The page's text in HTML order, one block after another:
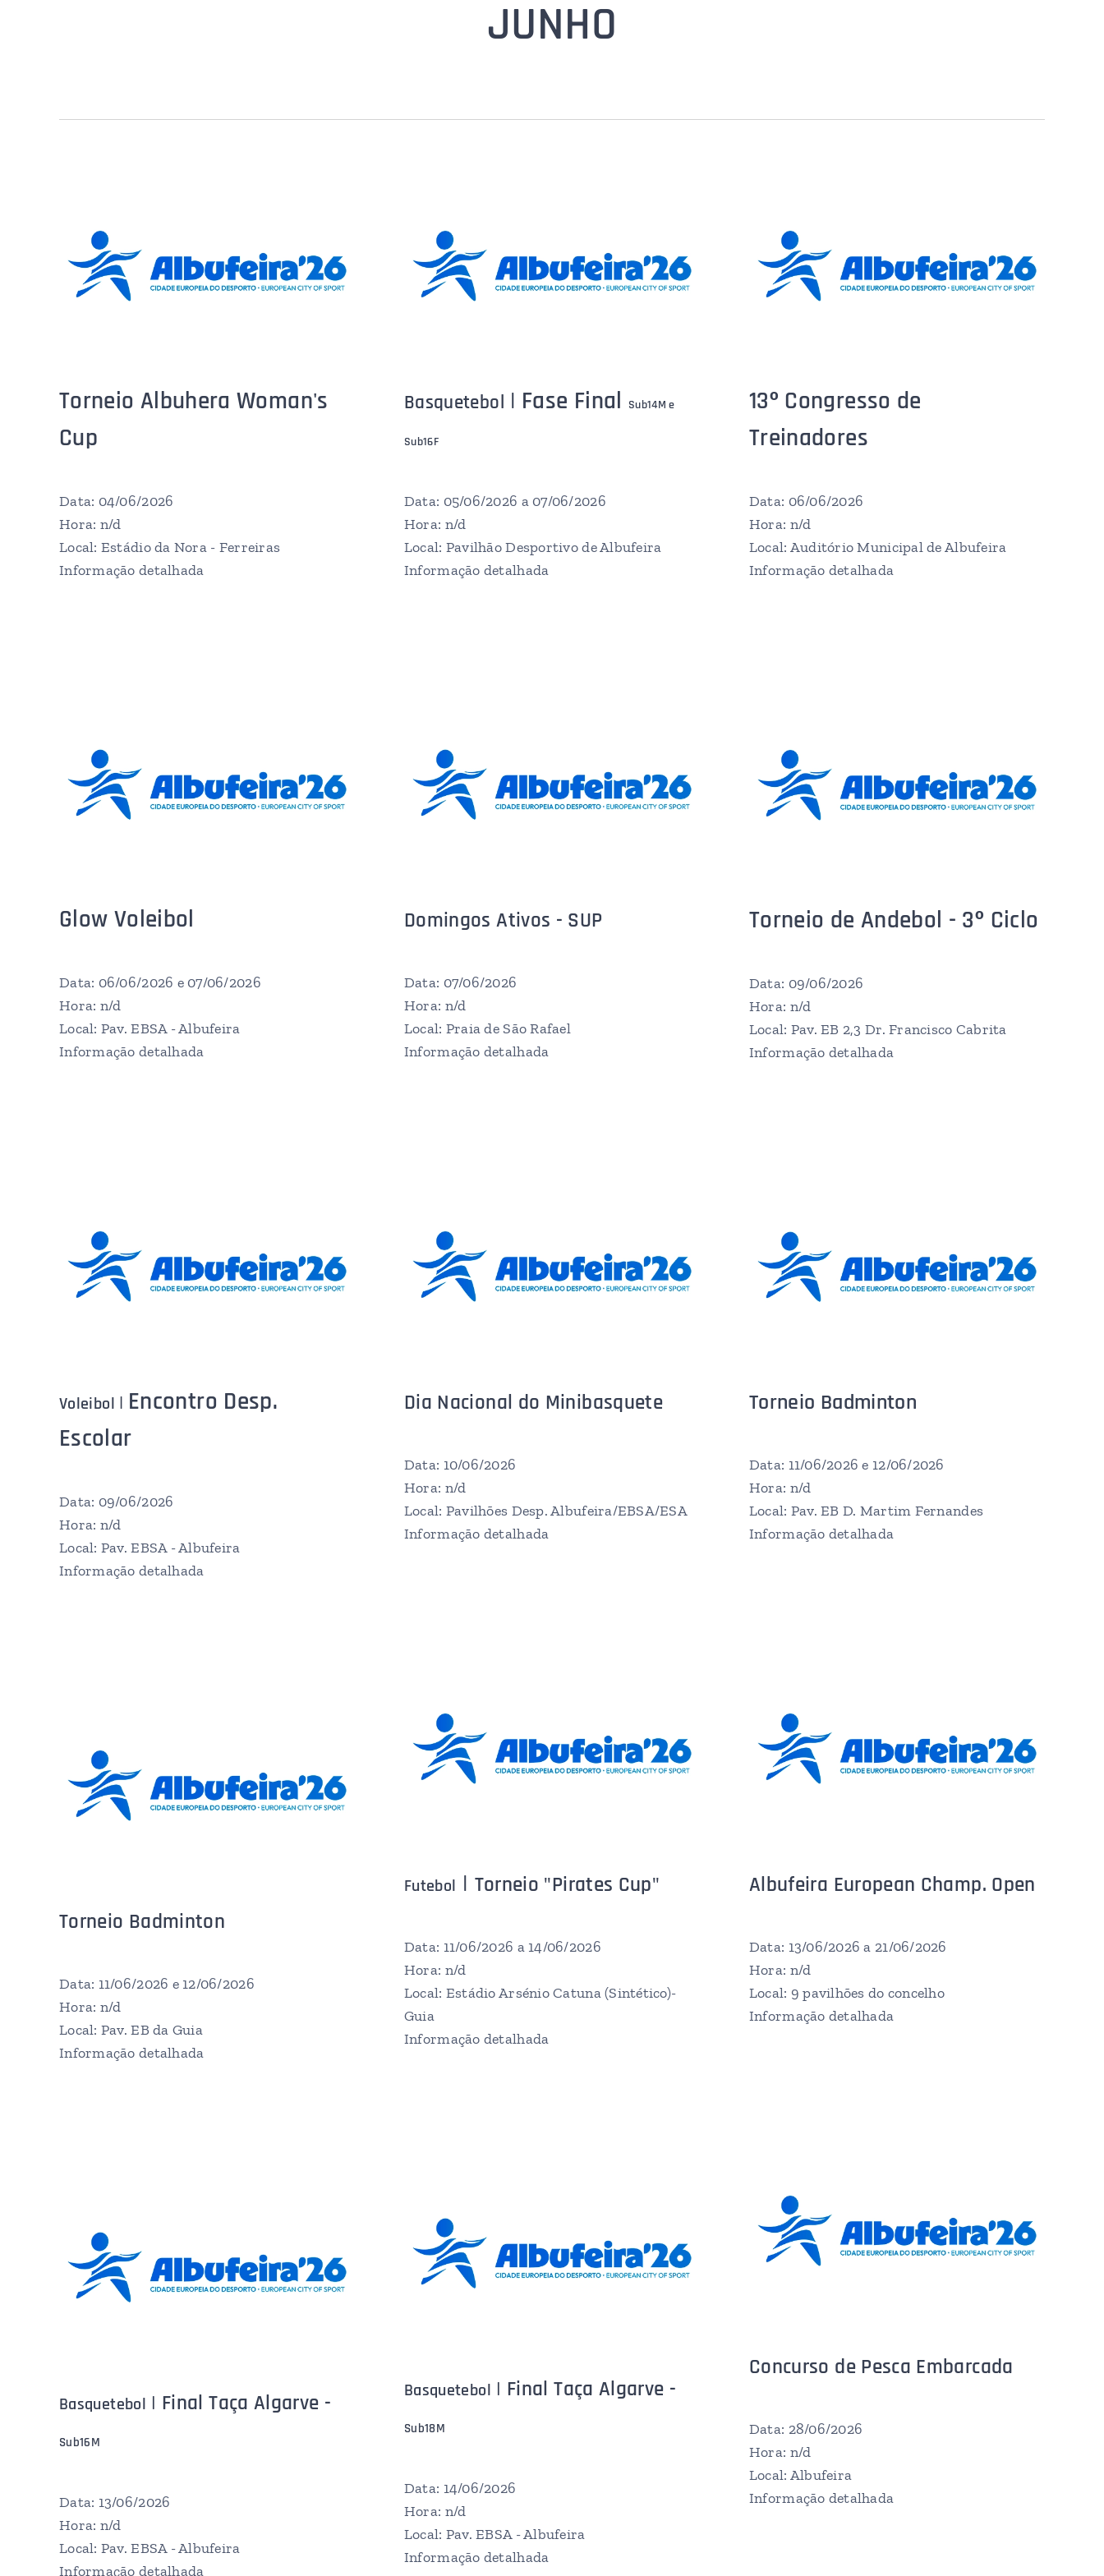
JUNHO
Torneio Albuhera Woman's
Cup
Data: 04/06/2026
Hora: n/d
Local: Estádio da Nora - Ferreiras
Informação detalhada
Glow Voleibol
Data: 06/06/2026 e 07/06/2026
Hora: n/d
Local: Pav. EBSA - Albufeira
Informação detalhada
Voleibol | Encontro Desp.
Escolar
Data: 09/06/2026
Hora: n/d
Local: Pav. EBSA - Albufeira
Informação detalhada
Torneio Badminton
Data: 11/06/2026 e 12/06/2026
Hora: n/d
Local: Pav. EB da Guia
Informação detalhada
Basquetebol | Final Taça Algarve -
Sub16M
Data: 13/06/2026
Hora: n/d
Local: Pav. EBSA - Albufeira
Informação detalhada
Basquetebol | Fase Final Sub14M e
Sub16F
Data: 05/06/2026 a 07/06/2026
Hora: n/d
Local: Pavilhão Desportivo de Albufeira
Informação detalhada
Domingos Ativos - SUP
Data: 07/06/2026
Hora: n/d
Local: Praia de São Rafael
Informação detalhada
Dia Nacional do Minibasquete
Data: 10/06/2026
Hora: n/d
Local: Pavilhões Desp. Albufeira/EBSA/ESA
Informação detalhada
Futebol | Torneio "Pirates Cup"
Data: 11/06/2026 a 14/06/2026
Hora: n/d
Local: Estádio Arsénio Catuna (Sintético)-
Guia
Informação detalhada
Basquetebol | Final Taça Algarve -
Sub18M
Data: 14/06/2026
Hora: n/d
Local: Pav. EBSA - Albufeira
Informação detalhada
13º Congresso de
Treinadores
Data: 06/06/2026
Hora: n/d
Local: Auditório Municipal de Albufeira
Informação detalhada
Torneio de Andebol - 3º Ciclo
Data: 09/06/2026
Hora: n/d
Local: Pav. EB 2,3 Dr. Francisco Cabrita
Informação detalhada
Torneio Badminton
Data: 11/06/2026 e 12/06/2026
Hora: n/d
Local: Pav. EB D. Martim Fernandes
Informação detalhada
Albufeira European Champ. Open
Data: 13/06/2026 a 21/06/2026
Hora: n/d
Local: 9 pavilhões do concelho
Informação detalhada
Concurso de Pesca Embarcada
Data: 28/06/2026
Hora: n/d
Local: Albufeira
Informação detalhada